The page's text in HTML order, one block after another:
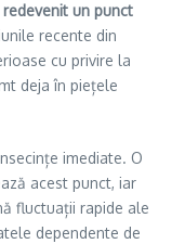
un punct
recente din
cu privire la
deja în piețele
imediate. O
acest punct, iar
fluctuații rapide ale
dependente de